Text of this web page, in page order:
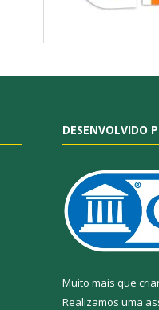
DESENVOLVIDO
Muito mais que
Realizamos uma